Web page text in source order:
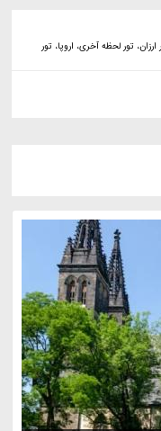
تور لحظه آخری، اروپا، تور